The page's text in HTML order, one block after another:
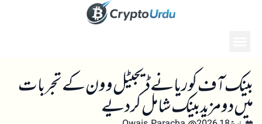
بینک آف کوریا نے ڈیجیٹل وون کے تجربات
میں دو مزید بینک شامل کر دیے